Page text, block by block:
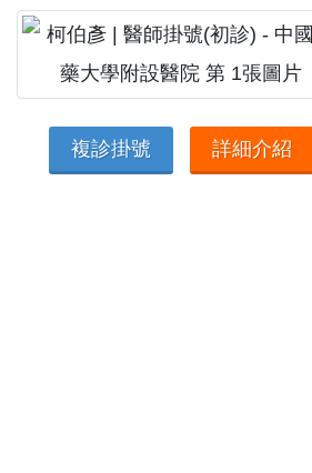
複診掛號 詳細介紹